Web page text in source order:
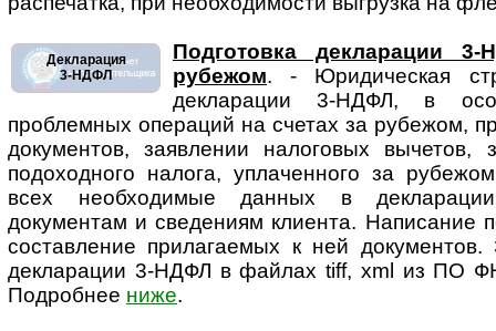
Декларация
3-НДФЛ
Подготовка декларации
рубежом. - Юридическая
декларации 3-НДФЛ, в
проблемных операций на счетах за рубежом,
документов, заявлении налоговых вычетов,
подоходного налога, уплаченного за
всех необходимые данных в
документам и сведениям клиента. Написание
составление прилагаемых к ней документов.
декларации 3-НДФЛ в файлах tiff, xml из ПО
Подробнее ниже.